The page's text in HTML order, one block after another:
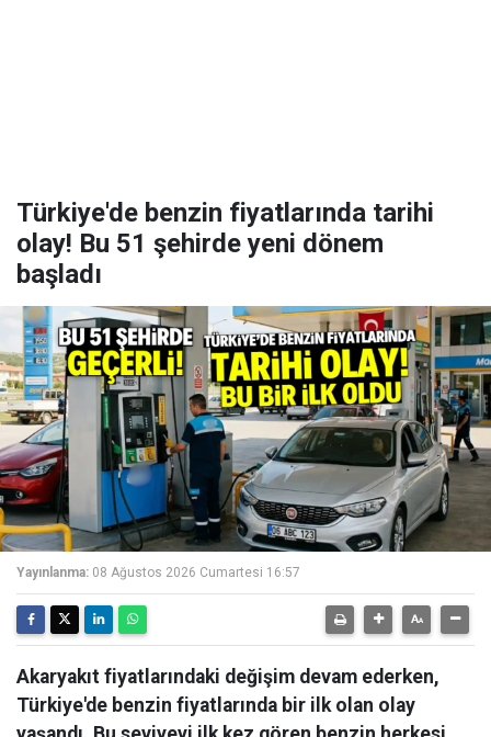
Türkiye'de benzin fiyatlarında tarihi
olay! Bu 51 şehirde yeni dönem
başladı
Yayınlanma: 08 Ağustos 2026 Cumartesi 16:57
Akaryakıt fiyatlarındaki değişim devam ederken,
Türkiye'de benzin fiyatlarında bir ilk olan olay